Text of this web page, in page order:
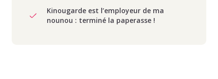
Kinougarde est l’employeur de ma
nounou : terminé la paperasse !